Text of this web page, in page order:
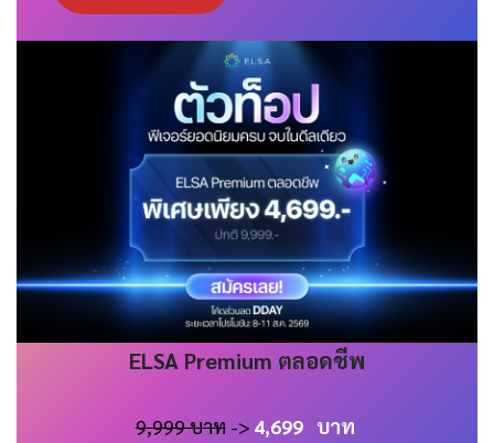
ELSA Premium ตลอดชีพ
9,999 บาท-> 4,699 บาท